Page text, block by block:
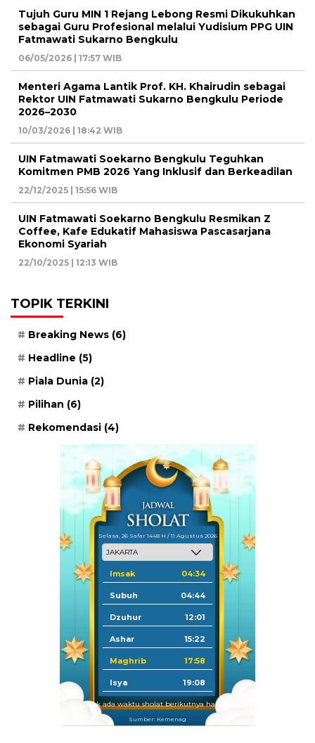
Tujuh Guru MIN 1 Rejang Lebong Resmi Dikukuhkan
sebagai Guru Profesional melalui Yudisium PPG UIN
Fatmawati Sukarno Bengkulu
06/05/2026 | 17:57 WIB
Menteri Agama Lantik Prof. KH. Khairudin sebagai
Rektor UIN Fatmawati Sukarno Bengkulu Periode
2026–2030
10/03/2026 | 18:42 WIB
UIN Fatmawati Soekarno Bengkulu Teguhkan
Komitmen PMB 2026 Yang Inklusif dan Berkeadilan
22/12/2025 | 15:56 WIB
UIN Fatmawati Soekarno Bengkulu Resmikan Z
Coffee, Kafe Edukatif Mahasiswa Pascasarjana
Ekonomi Syariah
22/10/2025 | 12:13 WIB
TOPIK TERKINI
Breaking News (6)
Headline (5)
Piala Dunia (2)
Pilihan (6)
Rekomendasi (4)
Selasa, 26 Safar 1448 H / 11 Agustus 2026
Imsak 04:34
Subuh 04:44
Dzuhur 12:01
Ashar 15:22
Maghrib 17:58
Isya 19:08
Tidak ada waktu sholat berikutnya hari ini.
Sumber: Kemenag